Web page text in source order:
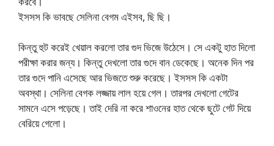
ইসসস কি ভাবছে সেলিনা বেগম এইসব, ছি ছি।
কিন্তু হুট করেই খেয়াল করলো তার গুদ ভিজে উঠেসে। সে একটু হাত দিলো
পরীক্ষা করার জন্য। কিন্তু দেখলো তার গুদে বান ডেকেছে। অনেক দিন পর
তার গুদে পানি এসেছে আর ভিজতে শুরু করেছে। ইসসস কি একটা
অবস্থা। সেলিনা বেগক লজ্জায় লাল হয়ে গেল। তারপর দেখলো গেটের
সামনে এসে পড়েছে। তাই দেরি না করে শাওনের হাত থেকে ছুটে গেট দিয়ে
বেরিয়ে গেলো।